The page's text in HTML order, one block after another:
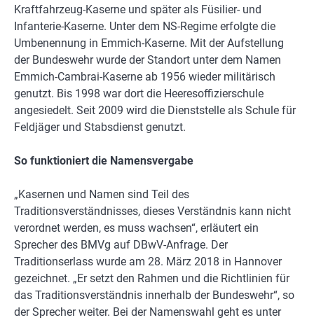
Kraftfahrzeug-Kaserne und später als Füsilier- und
Infanterie-Kaserne. Unter dem NS-Regime erfolgte die
Umbenennung in Emmich-Kaserne. Mit der Aufstellung
der Bundeswehr wurde der Standort unter dem Namen
Emmich-Cambrai-Kaserne ab 1956 wieder militärisch
genutzt. Bis 1998 war dort die Heeresoffizierschule
angesiedelt. Seit 2009 wird die Dienststelle als Schule für
Feldjäger und Stabsdienst genutzt.
So funktioniert die Namensvergabe
„Kasernen und Namen sind Teil des
Traditionsverständnisses, dieses Verständnis kann nicht
verordnet werden, es muss wachsen“, erläutert ein
Sprecher des BMVg auf DBwV-Anfrage. Der
Traditionserlass wurde am 28. März 2018 in Hannover
gezeichnet. „Er setzt den Rahmen und die Richtlinien für
das Traditionsverständnis innerhalb der Bundeswehr“, so
der Sprecher weiter. Bei der Namenswahl geht es unter